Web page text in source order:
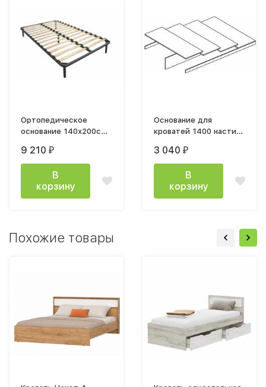
Ортопедическое
основание 140х200см
9 210 ₽
В
корзину
Основание для
кроватей 1400 настил
3 040 ₽
В
корзину
Похожие товары